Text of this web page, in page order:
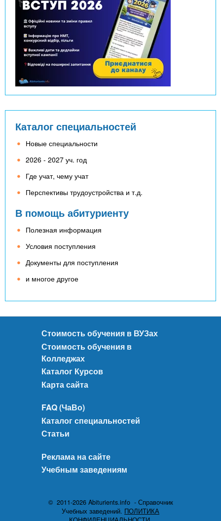
Каталог специальностей
Новые специальности
2026 - 2027 уч. год
Где учат, чему учат
Перспективы трудоустройства и т.д.
В помощь абитуриенту
Полезная информация
Условия поступления
Документы для поступления
и многое другое
Стоимость обучения в ВУЗах
Стоимость обучения в
Колледжах
Каталог Курсов
Карта сайта
FAQ (ЧаВо)
Каталог специальностей
Статьи
Реклама на сайте
Учебным заведениям
© 2011-2026 Abiturients.info - Справочник
Учебных заведений. ПОЛИТИКА